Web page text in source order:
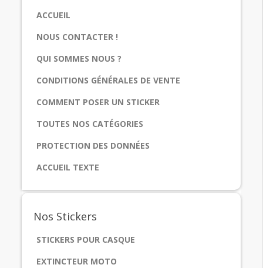
ACCUEIL
NOUS CONTACTER !
QUI SOMMES NOUS ?
CONDITIONS GÉNÉRALES DE VENTE
COMMENT POSER UN STICKER
TOUTES NOS CATÉGORIES
PROTECTION DES DONNÉES
ACCUEIL TEXTE
Nos Stickers
STICKERS POUR CASQUE
EXTINCTEUR MOTO